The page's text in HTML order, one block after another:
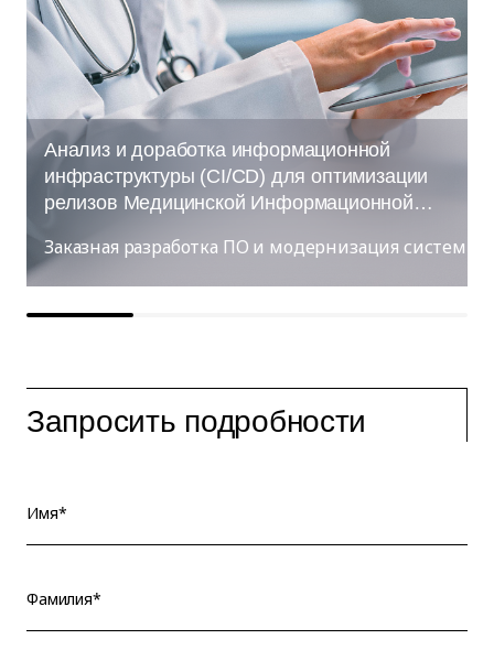
Анализ и доработка информационной
инфраструктуры (CI/CD) для оптимизации
релизов Медицинской Информационной
Заказная разработка ПО и модернизация систем
Запросить подробности
Имя*
Фамилия*